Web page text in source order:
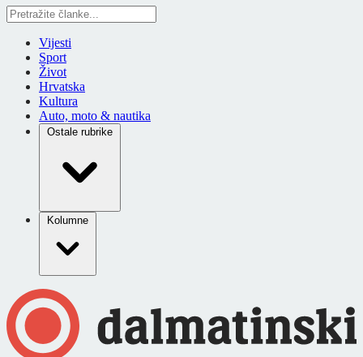
Vijesti
Sport
Život
Hrvatska
Kultura
Auto, moto & nautika
Ostale rubrike
Kolumne